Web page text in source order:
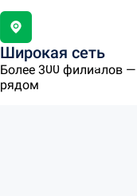
Широкая сеть
Более 300 филиалов —
рядом